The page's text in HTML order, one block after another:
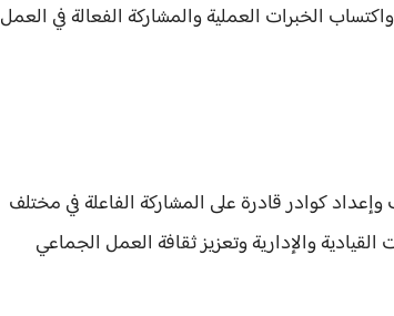
الخبرات العملية والمشاركة الفعالة في العمل
كوادر قادرة على المشاركة الفاعلة في مختلف
والإدارية وتعزيز ثقافة العمل الجماعي